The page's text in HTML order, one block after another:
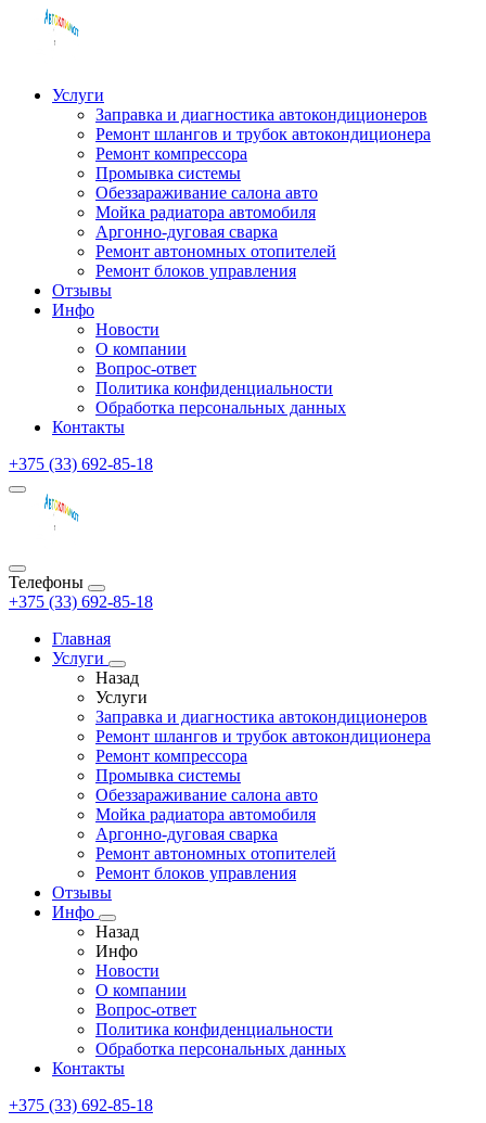
Услуги
Заправка и диагностика автокондиционеров
Ремонт шлангов и трубок автокондиционера
Ремонт компрессора
Промывка системы
Обеззараживание салона авто
Мойка радиатора автомобиля
Аргонно-дуговая сварка
Ремонт автономных отопителей
Ремонт блоков управления
Отзывы
Инфо
Новости
О компании
Вопрос-ответ
Политика конфиденциальности
Обработка персональных данных
Контакты
+375 (33) 692-85-18
Телефоны
+375 (33) 692-85-18
Главная
Услуги
Назад
Услуги
Заправка и диагностика автокондиционеров
Ремонт шлангов и трубок автокондиционера
Ремонт компрессора
Промывка системы
Обеззараживание салона авто
Мойка радиатора автомобиля
Аргонно-дуговая сварка
Ремонт автономных отопителей
Ремонт блоков управления
Отзывы
Инфо
Назад
Инфо
Новости
О компании
Вопрос-ответ
Политика конфиденциальности
Обработка персональных данных
Контакты
+375 (33) 692-85-18